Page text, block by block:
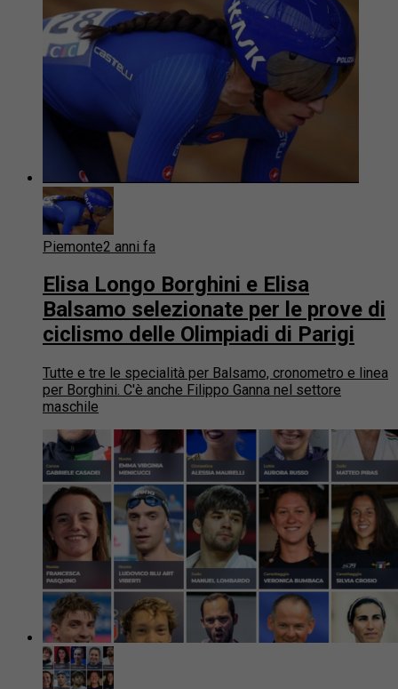
Piemonte2 anni fa
Elisa Longo Borghini e Elisa
Balsamo selezionate per le prove di
ciclismo delle Olimpiadi di Parigi
Tutte e tre le specialità per Balsamo, cronometro e linea
per Borghini. C'è anche Filippo Ganna nel settore
maschile